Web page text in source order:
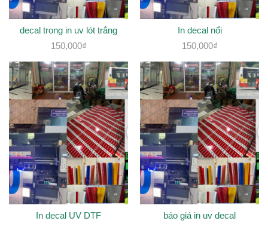
decal trong in uv lót trắng
150,000₫
In decal nổi
150,000₫
In decal UV DTF
báo giá in uv decal